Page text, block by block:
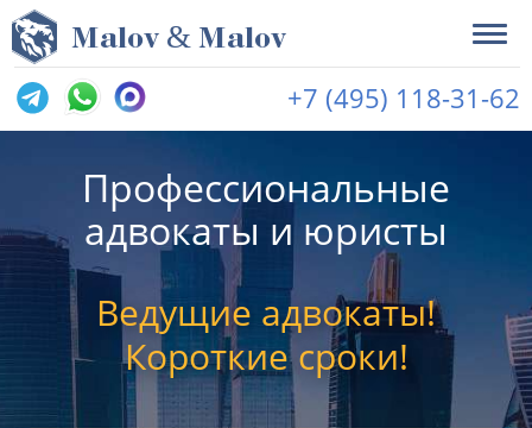
Malov & Malov
+7 (495) 118-31-62
Профессиональные
адвокаты и юристы
Ведущие адвокаты!
Короткие сроки!